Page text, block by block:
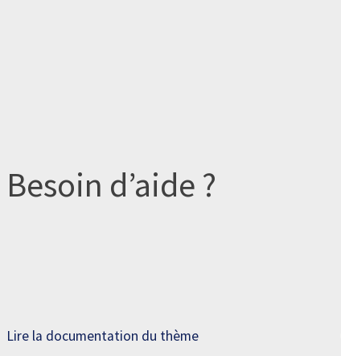
Besoin d’aide ?
Lire la documentation du thème